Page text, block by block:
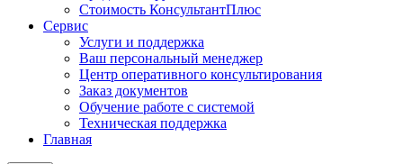
Стоимость КонсультантПлюс
Сервис
Услуги и поддержка
Ваш персональный менеджер
Центр оперативного консультирования
Заказ документов
Обучение работе с системой
Техническая поддержка
Главная